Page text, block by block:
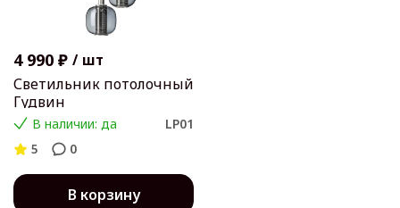
4 990 ₽ / шт
Светильник потолочный
Гудвин
В наличии: да
LP01
5
0
В корзину